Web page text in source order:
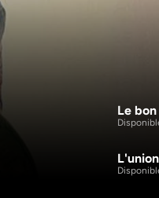
S1 E5
Le
S2 E5